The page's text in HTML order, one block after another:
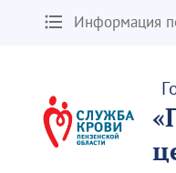
Информация